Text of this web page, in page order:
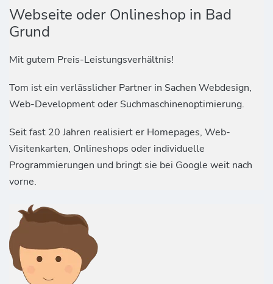
Webseite oder Onlineshop in Bad
Grund
Mit gutem Preis-Leistungsverhältnis!
Tom ist ein verlässlicher Partner in Sachen Webdesign,
Web-Development oder Suchmaschinenoptimierung.
Seit fast 20 Jahren realisiert er Homepages, Web-
Visitenkarten, Onlineshops oder individuelle
Programmierungen und bringt sie bei Google weit nach
vorne.